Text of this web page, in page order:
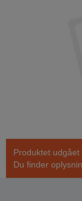
Produktet
Du finder